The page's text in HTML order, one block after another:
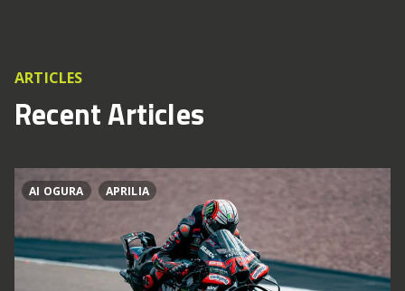
ARTICLES
Recent Articles
AI OGURA APRILIA